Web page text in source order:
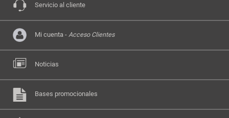
Servicio al cliente
Mi cuenta - Acceso Clientes
Noticias
Bases promocionales